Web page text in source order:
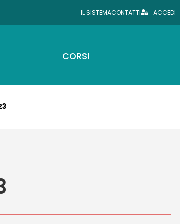
IL SISTEMACONTATTI ACCEDI
CORSI